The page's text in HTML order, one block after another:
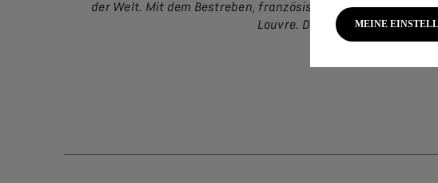
der Welt. Mit dem Bestreben, französischen Luxus in der
Louvre. Die Aufnahme in die
MEINE